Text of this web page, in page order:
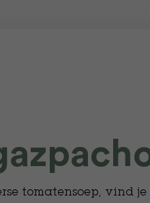
tomatensoep, vind je